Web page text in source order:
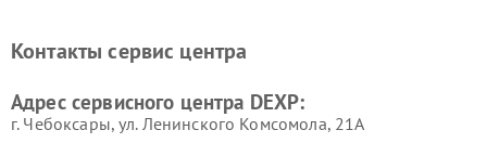
Ремонт серверов DEXP
Ремонт мини пк DEXP
Контакты сервис центра
Адрес сервисного центра DEXP:
г. Чебоксары, ул. Ленинского Комсомола, 21А